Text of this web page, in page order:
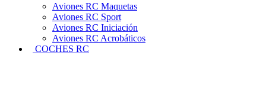
Aviones RC Maquetas
Aviones RC Sport
Aviones RC Iniciación
Aviones RC Acrobáticos
COCHES RC